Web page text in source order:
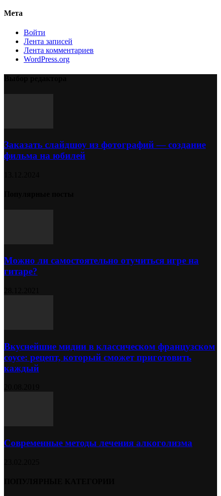
Мета
Войти
Лента записей
Лента комментариев
WordPress.org
Заказать слайдшоу из фотографий — создание
фильма на юбилей
Можно ли самостоятельно отучиться игре на
гитаре?
Вкуснейшие мидии в классическом французском
соусе: рецепт, который сможет приготовить
каждый
Современные методы лечения алкоголизма